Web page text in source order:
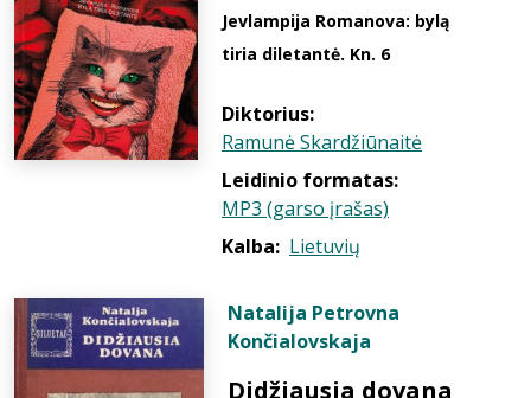
Jevlampija Romanova: bylą
tiria diletantė. Kn. 6
Diktorius:
Ramunė Skardžiūnaitė
Leidinio formatas:
MP3 (garso įrašas)
Kalba: Lietuvių
Natalija Petrovna
Končialovskaja
Didžiausia dovana